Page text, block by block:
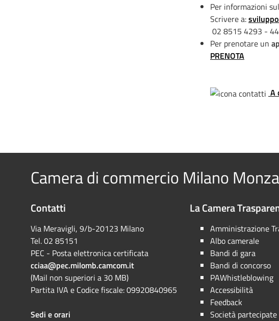
Per informazioni
Scrivere a:
02 8515 4293 -
Per prenotare un
PRENOTA
A
Camera di commercio Milano
Contatti
Via Meravigli, 9/b-20123 Milano
Tel. 02 85151
PEC - Posta elettronica certificata
cciaa@pec.milomb.camcom.it
(Mail non superiori a 30 MB)
Partita IVA e Codice fiscale: 09920840965
Sedi e orari
La Camera
Amministrazione
Albo camerale
Bandi di gara
Bandi di concorso
PAWhistleblowing
Accessibilità
Feedback
Società partecipate